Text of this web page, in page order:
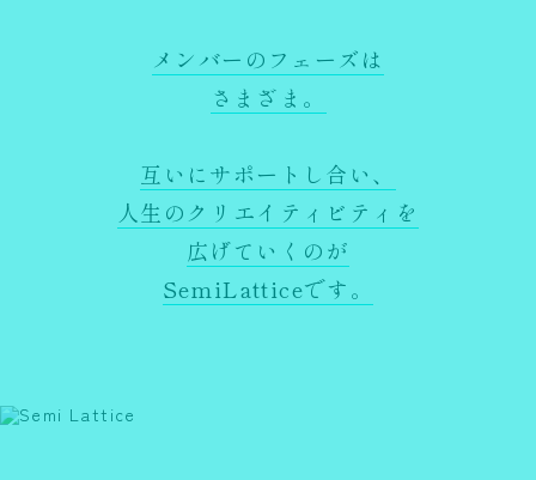
メンバーのフェーズは
さまざま。
互いにサポートし合い、
人生のクリエイティビティを
広げていくのが
SemiLatticeです。